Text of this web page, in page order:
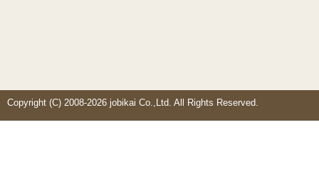
Copyright (C) 2008-2026 jobikai Co.,Ltd. All Rights Reserved.